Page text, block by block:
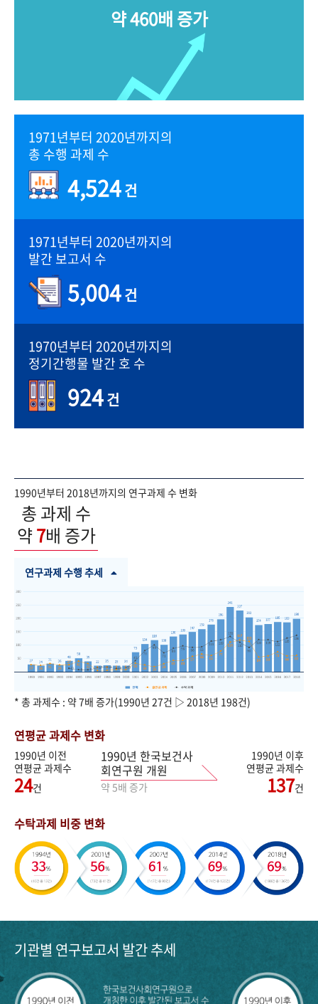
약 460배 증가
1971년부터 2020년까지의
총 수행 과제 수
4,524건
1971년부터 2020년까지의
발간 보고서 수
5,004건
1970년부터 2020년까지의
정기간행물 발간 호 수
924건
1990년부터 2018년까지의 연구과제 수 변화
총 과제 수
약7배 증가
연구과제 수행 추세
* 총 과제수 : 약 7배 증가(1990년 27건 ▷ 2018년 198건)
연평균 과제수 변화
1990년 이전
연평균 과제수
24건
1990년 한국보건사
회연구원 개원
약 5배 증가
1990년 이후
연평균 과제수
137건
수탁과제 비중 변화
기관별 연구보고서 발간 추세